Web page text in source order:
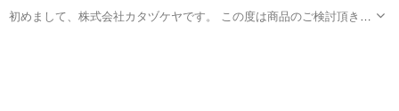
初めまして、株式会社カタヅケヤです。 この度は商品のご検討頂き、